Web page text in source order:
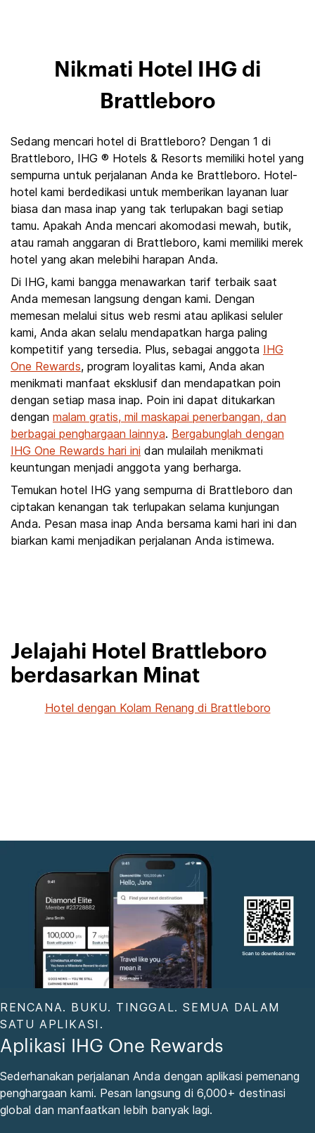
Nikmati Hotel IHG di
Brattleboro
Sedang mencari hotel di Brattleboro? Dengan 1 di
Brattleboro, IHG ® Hotels & Resorts memiliki hotel yang
sempurna untuk perjalanan Anda ke Brattleboro. Hotel-
hotel kami berdedikasi untuk memberikan layanan luar
biasa dan masa inap yang tak terlupakan bagi setiap
tamu. Apakah Anda mencari akomodasi mewah, butik,
atau ramah anggaran di Brattleboro, kami memiliki merek
hotel yang akan melebihi harapan Anda.
Di IHG, kami bangga menawarkan tarif terbaik saat
Anda memesan langsung dengan kami. Dengan
memesan melalui situs web resmi atau aplikasi seluler
kami, Anda akan selalu mendapatkan harga paling
kompetitif yang tersedia. Plus, sebagai anggota IHG
One Rewards, program loyalitas kami, Anda akan
menikmati manfaat eksklusif dan mendapatkan poin
dengan setiap masa inap. Poin ini dapat ditukarkan
dengan malam gratis, mil maskapai penerbangan, dan
berbagai penghargaan lainnya. Bergabunglah dengan
IHG One Rewards hari ini dan mulailah menikmati
keuntungan menjadi anggota yang berharga.
Temukan hotel IHG yang sempurna di Brattleboro dan
ciptakan kenangan tak terlupakan selama kunjungan
Anda. Pesan masa inap Anda bersama kami hari ini dan
biarkan kami menjadikan perjalanan Anda istimewa.
Jelajahi Hotel Brattleboro
berdasarkan Minat
Hotel dengan Kolam Renang di Brattleboro
RENCANA. BUKU. TINGGAL. SEMUA DALAM
SATU APLIKASI.
Aplikasi IHG One Rewards
Sederhanakan perjalanan Anda dengan aplikasi pemenang
penghargaan kami. Pesan langsung di 6,000+ destinasi
global dan manfaatkan lebih banyak lagi.